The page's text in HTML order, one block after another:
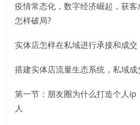
疫情常态化，数字经济崛起，获
怎样破局?
实体店怎样在私域进行承接和成交
搭建实体店流量生态系统，私域
第一节：朋友圈为什么打造个人ip
人